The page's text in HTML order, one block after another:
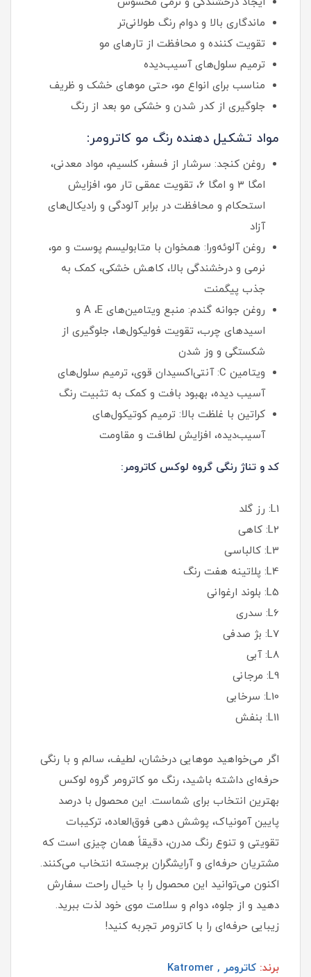
ماندگاری بالا و دوام رنگ طولانی‌تر
تقویت‌ کننده و محافظت از تارهای مو
ترمیم سلول‌های آسیب‌دیده
مناسب برای انواع مو، حتی موهای خشک و ظریف
جلوگیری از کدر شدن و خشکی مو بعد از رنگ
مواد تشکیل دهنده رنگ مو کاترومر:
روغن کنجد: سرشار از فسفر، کلسیم، مواد معدنی،
امگا ۳ و امگا ۶، تقویت عمقی تار مو، افزایش
استحکام و محافظت در برابر آلودگی و رادیکال‌های
آزاد
روغن آلوئه‌ورا: همخوان با متابولیسم پوست و مو،
نرمی و درخشندگی بالا، کاهش خشکی، کمک به
جذب پیگمنت
روغن جوانه گندم: منبع ویتامین‌های A ،E و
اسیدهای چرب، تقویت فولیکول‌ها، جلوگیری از
شکستگی و وز شدن
ویتامین C: آنتی‌اکسیدان قوی، ترمیم سلول‌های
آسیب‌ دیده، بهبود بافت و کمک به تثبیت رنگ
کراتین با غلظت بالا: ترمیم کوتیکول‌های
آسیب‌دیده، افزایش لطافت و مقاومت
کد و تناژ رنگی گروه لوکس کاترومر:
L1: رز گلد
L2: کاهی
L3: کالباسی
L4: پلاتینه هفت رنگ
L5: بلوند ارغوانی
L6: سدری
L7: بژ صدفی
L8: آبی
L9: مرجانی
L10: سرخابی
L11: بنفش
اگر می‌خواهید موهایی درخشان، لطیف، سالم و با رنگی
حرفه‌ای داشته باشید، رنگ مو کاترومر گروه لوکس
بهترین انتخاب برای شماست. این محصول با درصد
پایین آمونیاک، پوشش‌ دهی فوق‌العاده، ترکیبات
تقویتی و تنوع رنگ مدرن، دقیقاً همان چیزی است که
مشتریان حرفه‌ای و آرایشگران برجسته انتخاب می‌کنند.
اکنون می‌توانید این محصول را با خیال راحت سفارش
دهید و از جلوه، دوام و سلامت موی خود لذت ببرید.
زیبایی حرفه‌ای را با کاترومر تجربه کنید!
برند: کاترومر , Katromer